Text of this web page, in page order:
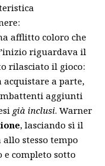
afflitto coloro che
riguardava il
rilasciato il gioco:
acquistare a parte,
aggiunti
già inclusi. Warner
, lasciando sì il
stesso tempo
completo sotto